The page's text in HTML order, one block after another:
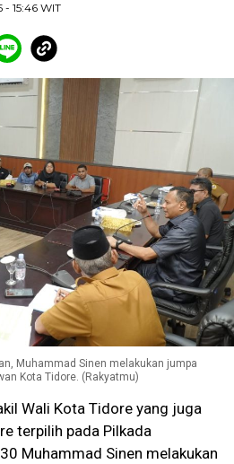
- 15:46 WIT
Muhammad Sinen melakukan jumpa
Kota Tidore. (Rakyatmu)
Wali Kota Tidore yang juga
terpilih pada Pilkada
Muhammad Sinen melakukan